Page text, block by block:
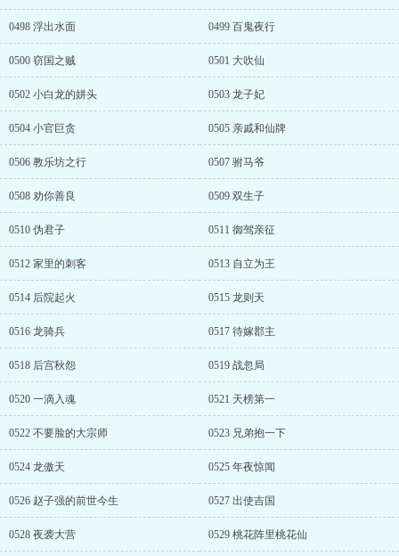
0498 浮出水面 0499 百鬼夜行
0500 窃国之贼 0501 大吹仙
0502 小白龙的姘头 0503 龙子妃
0504 小官巨贪 0505 亲戚和仙牌
0506 教乐坊之行 0507 驸马爷
0508 劝你善良 0509 双生子
0510 伪君子 0511 御驾亲征
0512 家里的刺客 0513 自立为王
0514 后院起火 0515 龙则天
0516 龙骑兵 0517 待嫁郡主
0518 后宫秋怨 0519 战忽局
0520 一滴入魂 0521 天榜第一
0522 不要脸的大宗师 0523 兄弟抱一下
0524 龙傲天 0525 年夜惊闻
0526 赵子强的前世今生 0527 出使吉国
0528 夜袭大营 0529 桃花阵里桃花仙